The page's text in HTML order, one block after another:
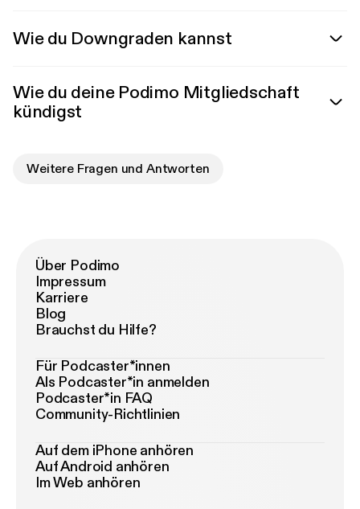
Wie du Downgraden kannst
Wie du deine Podimo Mitgliedschaft
kündigst
Weitere Fragen und Antworten
Über Podimo
Impressum
Karriere
Blog
Brauchst du Hilfe?
Für Podcaster*innen
Als Podcaster*in anmelden
Podcaster*in FAQ
Community-Richtlinien
Auf dem iPhone anhören
Auf Android anhören
Im Web anhören